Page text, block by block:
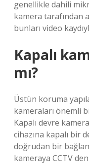
genellikle dahili
kamera tarafından
bunları video
Kapalı
mı?
Üstün koruma
kameraları önemli
Kapalı devre
cihazına kapalı bir
doğrudan bir
kameraya CCTV